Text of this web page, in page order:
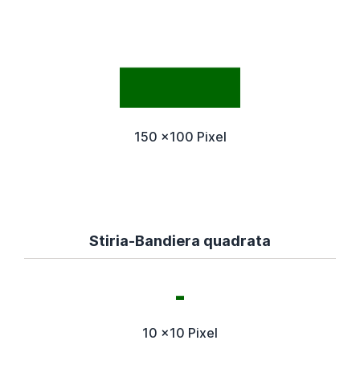
150 x100 Pixel
Stiria-Bandiera quadrata
10 x10 Pixel